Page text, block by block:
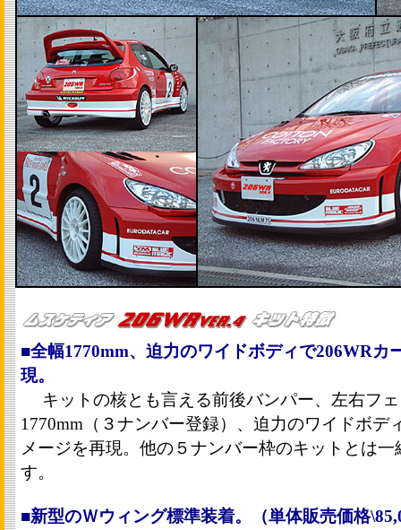
■全幅1770mm、迫力のワイドボディで206WRカ
現。
キットの核とも言える前後バンパー、左右フ
1770mm（３ナンバー登録）、迫力のワイドボデ
メージを再現。他の５ナンバー枠のキットとは
す。
■新型のＷウィング標準装着。（単体販売価格